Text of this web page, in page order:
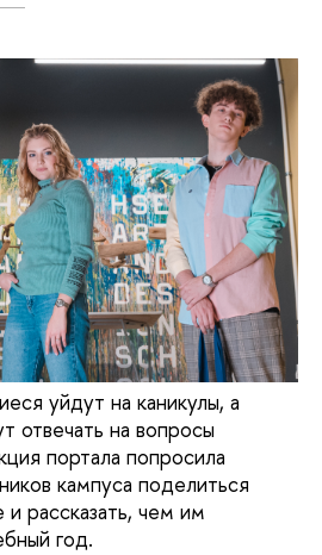
уйдут на каникулы, а
отвечать на вопросы
портала попросила
кампуса поделиться
рассказать, чем им
год.